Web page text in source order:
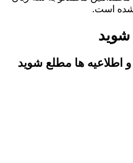
شده است.
شوید
اطلاعیه ها مطلع شوید